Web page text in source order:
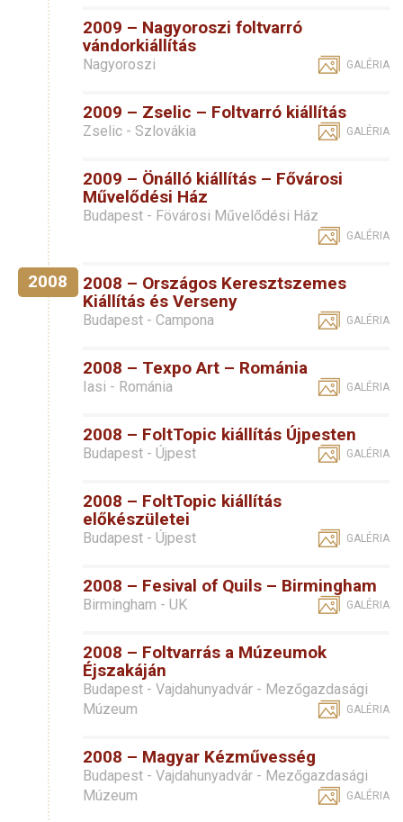
2009 – Nagyoroszi foltvarró
vándorkiállítás
Nagyoroszi GALÉRIA
2009 – Zselic – Foltvarró kiállítás
Zselic - Szlovákia GALÉRIA
2009 – Önálló kiállítás – Fővárosi
Művelődési Ház
Budapest - Fövárosi Művelődési Ház
GALÉRIA
2008
2008 – Országos Keresztszemes
Kiállítás és Verseny
Budapest - Campona GALÉRIA
2008 – Texpo Art – Románia
Iasi - Románia GALÉRIA
2008 – FoltTopic kiállítás Újpesten
Budapest - Újpest GALÉRIA
2008 – FoltTopic kiállítás
előkészületei
Budapest - Újpest GALÉRIA
2008 – Fesival of Quils – Birmingham
Birmingham - UK GALÉRIA
2008 – Foltvarrás a Múzeumok
Éjszakáján
Budapest - Vajdahunyadvár - Mezőgazdasági
Múzeum
GALÉRIA
2008 – Magyar Kézművesség
Budapest - Vajdahunyadvár - Mezőgazdasági
Múzeum
GALÉRIA